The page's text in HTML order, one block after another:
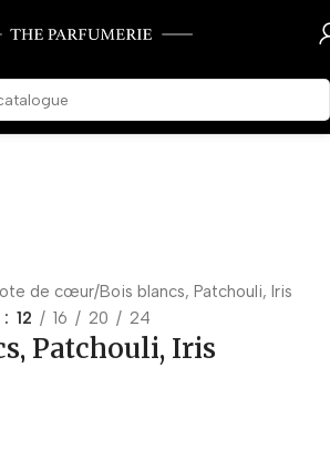
de cœur Bois blancs, Patchouli, Iris
12 16 20 24
Patchouli, Iris